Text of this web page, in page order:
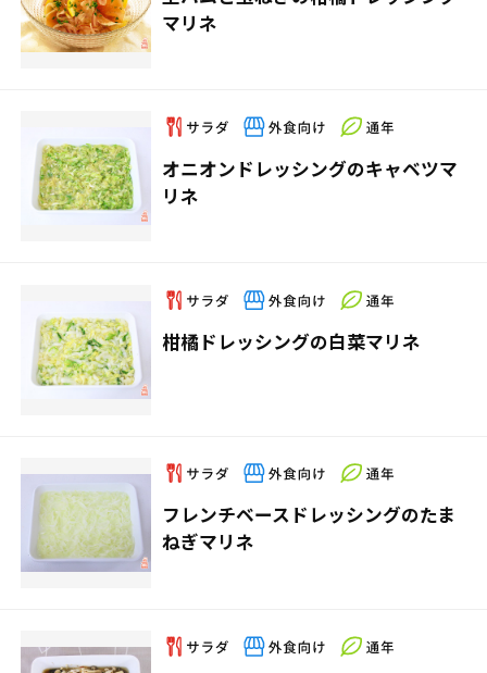
マリネ
オニオンドレッシングのキャベツマ
リネ
柑橘ドレッシングの白菜マリネ
フレンチベースドレッシングのたま
ねぎマリネ